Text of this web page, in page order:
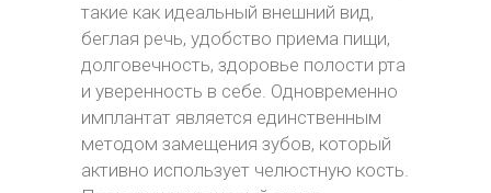
такие как идеальный внешний вид,
беглая речь, удобство приема пищи,
долговечность, здоровье полости рта
и уверенность в себе. Одновременно
имплантат является единственным
методом замещения зубов, который
активно использует челюстную кость.